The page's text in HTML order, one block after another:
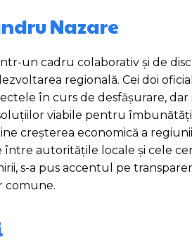
Nazare
un cadru colaborativ și de
regională. Cei doi
în curs de desfășurare, dar
viabile pentru
creșterea economică a
autoritățile locale și cele
s-a pus accentul pe
comune.